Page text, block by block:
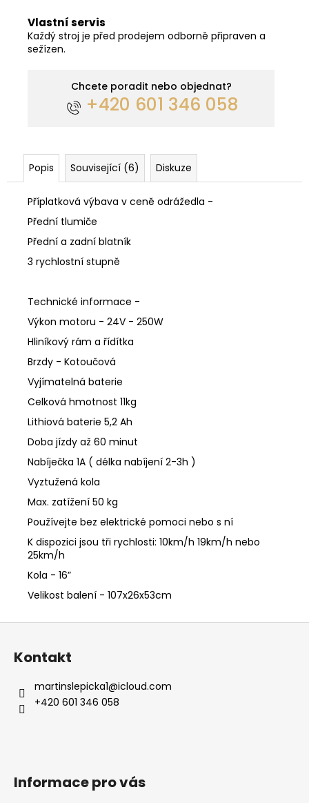
Vlastní servis
Každý stroj je před prodejem odborně připraven a
sežízen.
Chcete poradit nebo objednat?
+420 601 346 058
Popis Související (6) Diskuze
Příplatková výbava v ceně odrážedla -
Přední tlumiče
Přední a zadní blatník
3 rychlostní stupně
Technické informace -
Výkon motoru - 24V - 250W
Hliníkový rám a řídítka
Brzdy - Kotoučová
Vyjímatelná baterie
Celková hmotnost 11kg
Lithiová baterie 5,2 Ah
Doba jízdy až 60 minut
Nabíječka 1A ( délka nabíjení 2-3h )
Vyztužená kola
Max. zatížení 50 kg
Používejte bez elektrické pomoci nebo s ní
K dispozici jsou tři rychlosti: 10km/h 19km/h nebo
25km/h
Kola - 16”
Velikost balení - 107x26x53cm
Z
Kontakt
martinslepicka1@icloud.com
+420 601 346 058
Informace pro vás